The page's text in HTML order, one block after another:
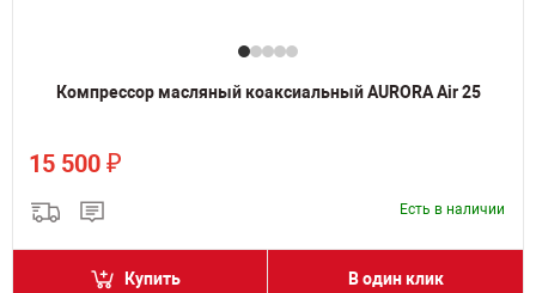
Компрессор масляный коаксиальный AURORA Air 25
15 500 ₽
Есть в наличии
Купить В один клик